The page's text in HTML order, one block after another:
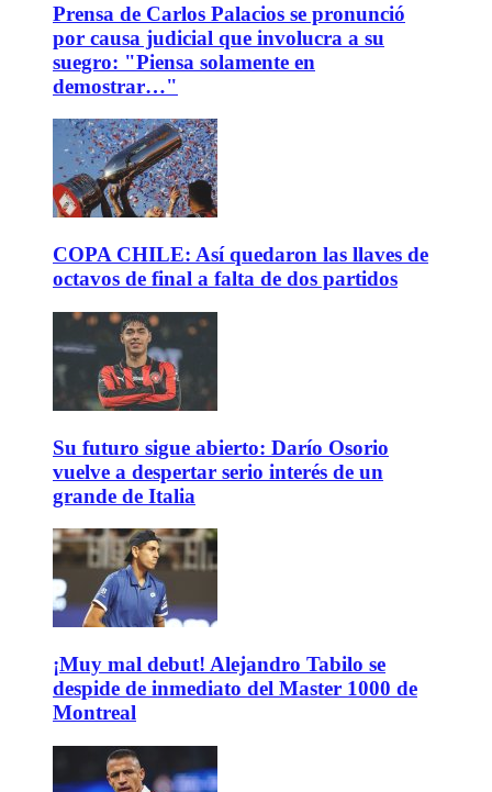
Prensa de Carlos Palacios se pronunció
por causa judicial que involucra a su
suegro: "Piensa solamente en
demostrar…"
COPA CHILE: Así quedaron las llaves de
octavos de final a falta de dos partidos
Su futuro sigue abierto: Darío Osorio
vuelve a despertar serio interés de un
grande de Italia
¡Muy mal debut! Alejandro Tabilo se
despide de inmediato del Master 1000 de
Montreal